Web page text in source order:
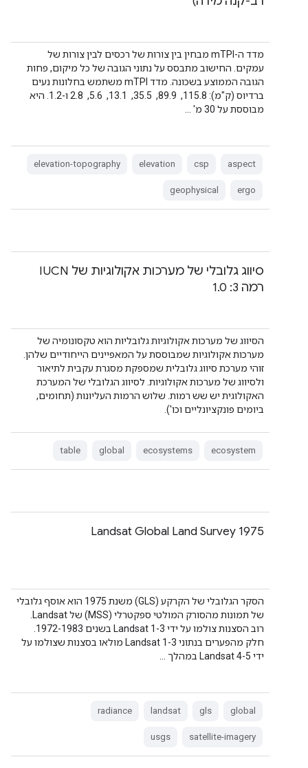
מדד ה-mTPI מבחין בין צורות של רכסים לבין צורות של
עמקים. החישוב מתבסס על נתוני הגובה של כל מיקום, פחות
הגובה הממוצע בשכונה. מדד mTPI משתמש בחלונות נעים
ברדיוס (ק"מ): 115.8, ‏ 89.9, ‏ 35.5, ‏ 13.1, ‏ 5.6, ‏ 2.8 ו-1.2. היא
מבוססת על 30 מ' …
aspect
csp
elevation
elevation-topography
ergo
geophysical
סיווג גלובלי של מערכות אקולוגיות של IUCN
רמה 3: 1.0
הסיווג של מערכות אקולוגיות גלובליות הוא טקסונומיה של
מערכות אקולוגיות שמבוססת על המאפיינים הייחודיים שלהן.
זוהי מערכת סיווג גלובלית שמספקת מסגרת עקבית לתיאור
ולסיווג של מערכות אקולוגיות. לסיווג הגלובלי של המערכת
האקולוגית יש שש רמות. שלוש הרמות העליונות (תחומים,
ביומים פונקציונליים וכו').
ecosystem
ecosystems
global
table
Landsat Global Land Survey 1975
הסקר הגלובלי של הקרקע (GLS) משנת 1975 הוא אוסף גלובלי
חלק מהפערים בנתוני Landsat 1-3 מולאו בסצנות שצולמו על
ידי Landsat 4-5 במהלך …
global
gls
landsat
radiance
satellite-imagery
usgs